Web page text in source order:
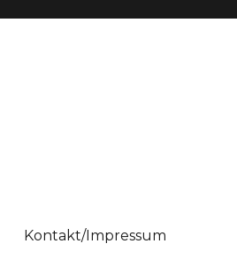
Kontakt/Impressum